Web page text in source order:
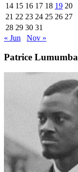
14 15 16 17 18 19 20
21 22 23 24 25 26 27
28 29 30 31
« Jun
Nov »
Patrice Lumumba